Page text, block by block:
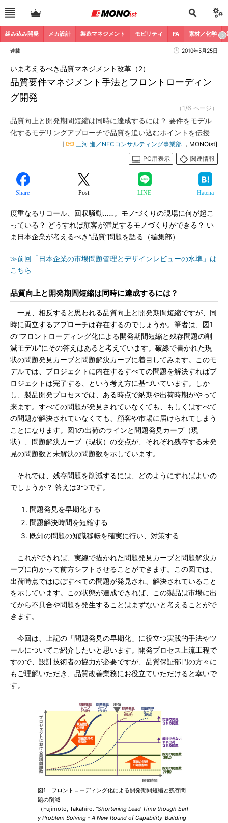
組み込み開発 メカ設計 製造マネジメント モビリティ FA 素材／化学
連載 2010年5月25日
品質要件マネジメント手法とフロントローディン
グ開発
いま考えるべき品質マネジメント改革（2）
（1/6 ページ）
品質向上と開発期間短縮は同時に達成するには？ 要件をモデル
化するモデリングアプローチで品質を追い込むポイントを伝授
[ 三河 進／NECコンサルティング事業部 ，MONOist]
PC用表示
関連情報
Share Post LINE Hatena
度重なるリコール、回収騒動……。モノづくりの現場に何が起こ
っている？ どうすれば顧客が満足するモノづくりができる？ い
ま日本企業が考えるべき“品質”問題を語る（編集部）
≫前回「日本企業の市場問題管理とデザインレビューの水準」は
こちら
品質向上と開発期間短縮は同時に達成するには？
一見、相反すると思われる品質向上と開発期間短縮ですが、同
時に両立するアプローチは存在するのでしょうか。筆者は、図1
の“フロントローディング化による開発期間短縮と残存問題の削
減モデル”にその答えはあると考えています。破線で書かれた現
状の問題発見カーブと問題解決カーブに着目してみます。このモ
デルでは、プロジェクトに内在するすべての問題を解決すればプ
ロジェクトは完了する、という考え方に基づいています。しか
し、製品開発プロセスでは、ある時点で納期や出荷時期がやって
来ます。すべての問題が発見されていなくても、もしくはすべて
の問題が解決されていなくても、顧客や市場に届けられてしまう
ことになります。図1の出荷のラインと問題発見カーブ（現
状）、問題解決カーブ（現状）の交点が、それぞれ残存する未発
見の問題数と未解決の問題数を示しています。
それでは、残存問題を削減するには、どのようにすればよいの
でしょうか？ 答えは3つです。
問題発見を早期化する
問題解決時間を短縮する
既知の問題の知識移転を確実に行い、対策する
これができれば、実線で描かれた問題発見カーブと問題解決カ
ーブに向かって前方シフトさせることができます。この図では、
出荷時点ではほぼすべての問題が発見され、解決されていること
を示しています。この状態が達成できれば、この製品は市場に出
てから不具合や問題を発生することはまずないと考えることがで
きます。
今回は、上記の「問題発見の早期化」に役立つ実践的手法やツ
ールについてご紹介したいと思います。開発プロセス上流工程で
すので、設計技術者の協力が必要ですが、品質保証部門の方々に
もご理解いただき、品質改善業務にお役立ていただけると幸いで
す。
図1 フロントローディング化による開発期間短縮と残存問
題の削減
（Fujimoto, Takahiro. "Shortening Lead Time though Earl
y Problem Solving - A New Round of Capability-Building